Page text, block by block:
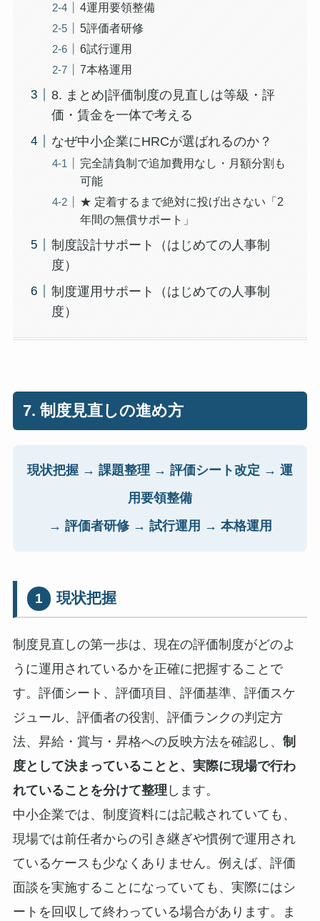
4運用要領整備
5評価者研修
6試行運用
7本格運用
8. まとめ|評価制度の見直しは等級・評
価・賃金を一体で考える
なぜ中小企業にHRCが選ばれるのか？
完全請負制で追加費用なし・月額分割も
可能
★ 定着するまで絶対に投げ出さない「2
年間の無償サポート」
制度設計サポート（はじめての人事制
度）
制度運用サポート（はじめての人事制
度）
7. 制度見直しの進め方
現状把握 → 課題整理 → 評価シート改定 → 運
用要領整備
→ 評価者研修 → 試行運用 → 本格運用
1 現状把握
制度見直しの第一歩は、現在の評価制度がどのよ
うに運用されているかを正確に把握することで
す。評価シート、評価項目、評価基準、評価スケ
ジュール、評価者の役割、評価ランクの判定方
法、昇給・賞与・昇格への反映方法を確認し、 制
度として決まっていることと、実際に現場で行わ
れていることを分けて整理 します。
中小企業では、制度資料には記載されていても、
現場では前任者からの引き継ぎや慣例で運用され
ているケースも少なくありません。例えば、評価
面談を実施することになっていても、実際にはシ
ートを回収して終わっている場合があります。ま